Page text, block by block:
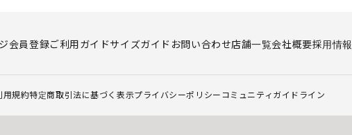
会員登録ご利用ガイドサイズガイド お問い合わせ店舗一覧会社概要採用情報
用規約特定商取引法に基づく表示プライバシーポリシー コミュニティガイドライン